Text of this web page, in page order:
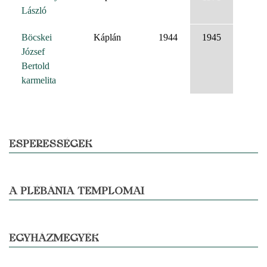
László
Böcskei
József
Bertold
karmelita
Káplán 1944 1945
ESPERESSÉGEK
A PLÉBÁNIA TEMPLOMAI
EGYHÁZMEGYÉK